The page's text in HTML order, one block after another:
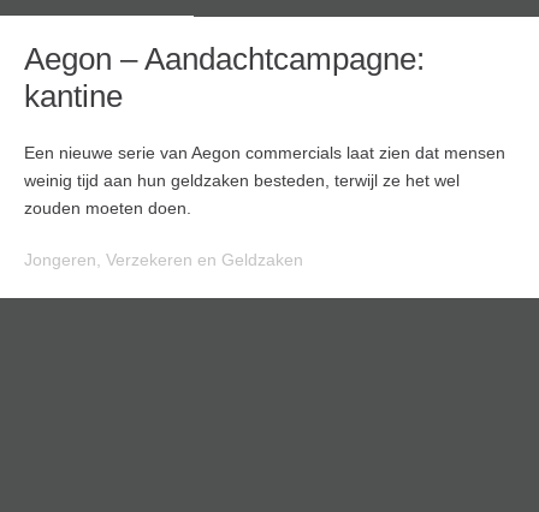
Aegon – Aandachtcampagne:
kantine
Een nieuwe serie van Aegon commercials laat zien dat mensen
weinig tijd aan hun geldzaken besteden, terwijl ze het wel
zouden moeten doen.
Jongeren Verzekeren en Geldzaken